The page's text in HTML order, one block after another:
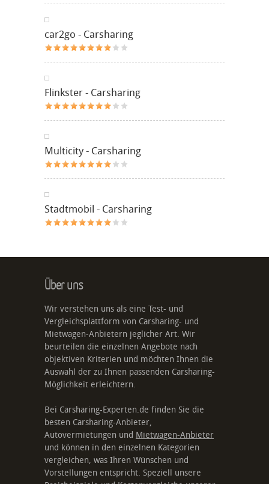
car2go - Carsharing
Flinkster - Carsharing
Multicity - Carsharing
Stadtmobil - Carsharing
Über uns
Wir verstehen uns als eine Test- und
Vergleichsplattform von Carsharing- und
Mietwagen-Anbietern jeglicher Art. Wir
beurteilen die einzelnen Angebote nach
objektiven Kriterien und möchten Ihnen die
Auswahl der zu Ihnen passenden Carsharing-
Möglichkeit erleichtern.
Bei Carsharing-Experten.de finden Sie die
besten Carsharing-Anbieter,
Autovermietungen und Mietwagen-Anbieter
und können in den einzelnen Kategorien
vergleichen, was Ihren Wünschen und
Vorstellungen entspricht. Speziell unsere